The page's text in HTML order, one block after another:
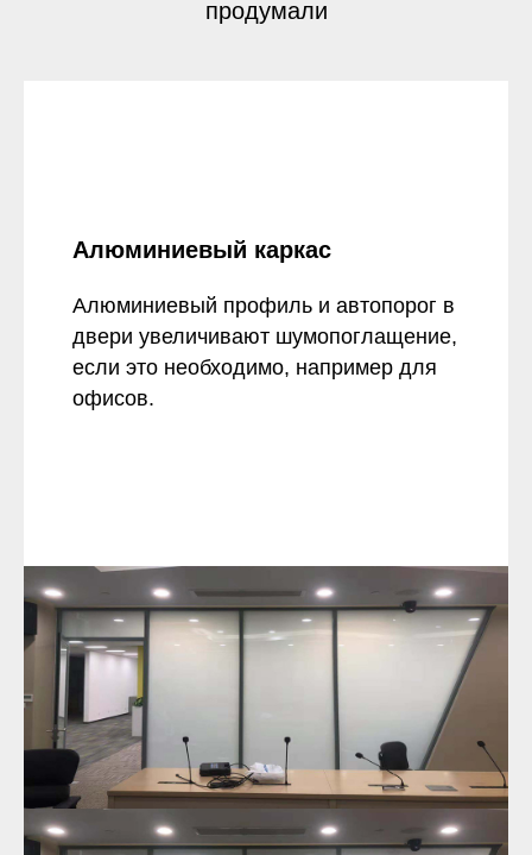
продумали
Алюминиевый каркас
Алюминиевый профиль и автопорог в
двери увеличивают шумопоглащение,
если это необходимо, например для
офисов.